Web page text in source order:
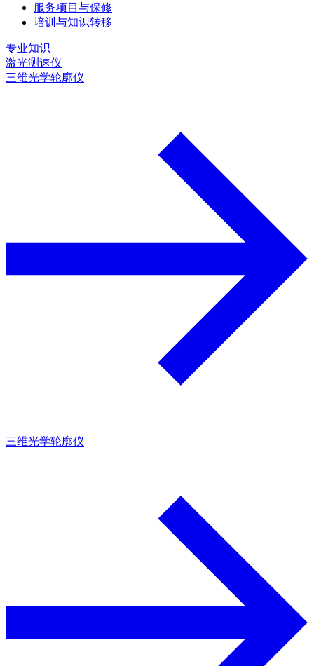
服务项目与保修
培训与知识转移
专业知识
激光测速仪
三维光学轮廓仪
三维光学轮廓仪